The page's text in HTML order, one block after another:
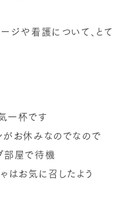
ジや看護について、とて
一杯です
お休みなのでなので
部屋で待機
はお気に召したよう